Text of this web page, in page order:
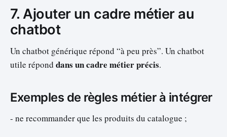
7. Ajouter un cadre métier au
chatbot
Un chatbot générique répond “à peu près”. Un chatbot
utile répond dans un cadre métier précis.
Exemples de règles métier à intégrer
- ne recommander que les produits du catalogue ;